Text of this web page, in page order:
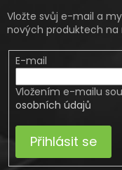
Vložte svůj e-mail a
nových produktech na
E-mail
Vložením e-mailu
osobních údajů
Přihlásit se